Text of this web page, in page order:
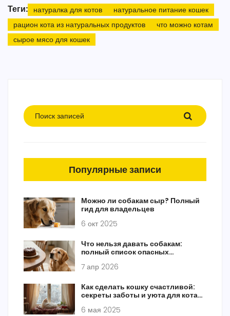
Теги: натуралка для котов
натуральное питание кошек
рацион кота из натуральных продуктов
что можно котам
сырое мясо для кошек
Популярные записи
Можно ли собакам сыр? Полный
гид для владельцев
6 окт 2025
Что нельзя давать собакам:
полный список опасных
7 апр 2026
Как сделать кошку счастливой:
секреты заботы и уюта для кота
6 мая 2025